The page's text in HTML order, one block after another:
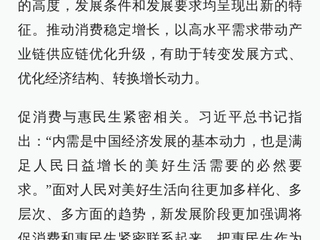
的高度，发展条件和发展要求均呈现出新的特
征。推动消费稳定增长，以高水平需求带动产
业链供应链优化升级，有助于转变发展方式、
优化经济结构、转换增长动力。
促消费与惠民生紧密相关。习近平总书记指
出：“内需是中国经济发展的基本动力，也是满
足人民日益增长的美好生活需要的必然要
求。”面对人民对美好生活向往更加多样化、多
层次、多方面的趋势，新发展阶段更加强调将